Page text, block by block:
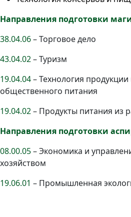
Направления подготовки
38.04.06– Торговое дело
43.04.02– Туризм
19.04.04– Технология
общественного питания
19.04.02– Продукты питания из
Направления подготовки
08.00.05– Экономика и
хозяйством
19.06.01 – Промышленная